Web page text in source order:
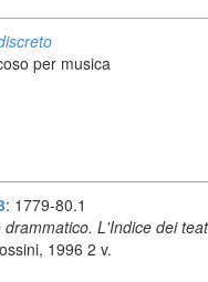
per musica
: 1779-80.1
drammatico. L'Indice dei
1996 2 v.